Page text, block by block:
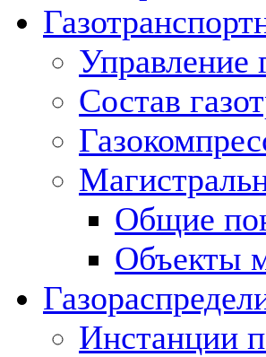
Управление
Состав
Общие
Объекты
Инстанции